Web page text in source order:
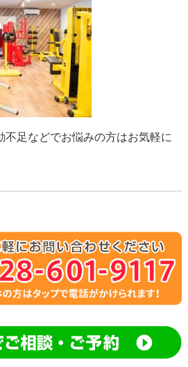
不足などでお悩みの方はお気軽に